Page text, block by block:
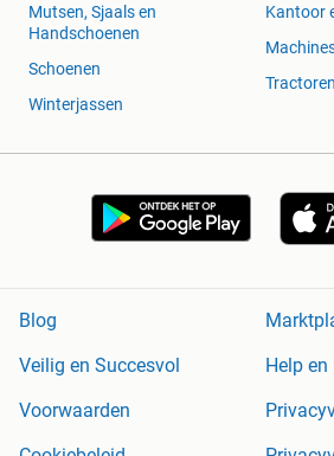
Mutsen, Sjaals en
Handschoenen
Schoenen
Winterjassen
Kantoor
Tractoren
Blog
Veilig en Succesvol
Help
Voorwaarden